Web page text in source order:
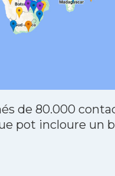
de 80.000
pot incloure un